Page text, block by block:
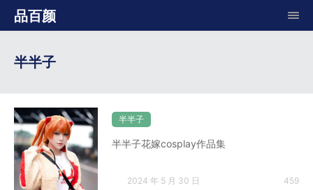
品百颜
半半子
半半子
半半子花嫁cosplay作品集
2024 年 5 月 30 日 459